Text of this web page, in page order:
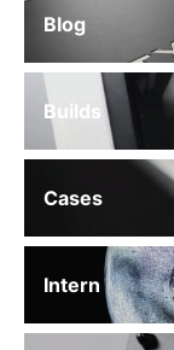
Blog
Builds
Cases
Intern